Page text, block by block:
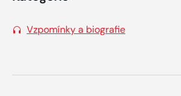
Vzpomínky a biografie